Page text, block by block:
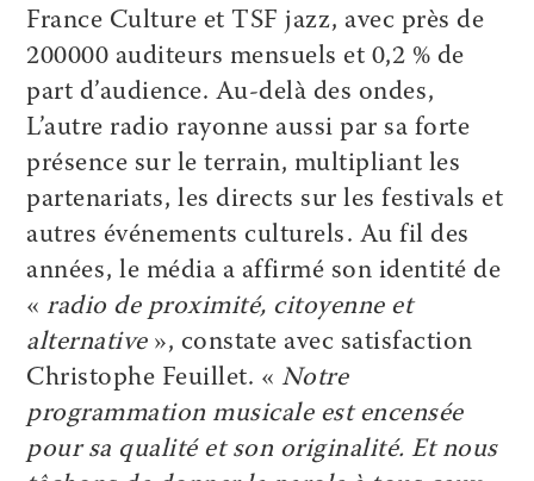
France Culture et TSF jazz, avec près de
200000 auditeurs mensuels et 0,2 % de
part d’audience. Au-delà des ondes,
L’autre radio rayonne aussi par sa forte
présence sur le terrain, multipliant les
partenariats, les directs sur les festivals et
autres événements culturels. Au fil des
années, le média a affirmé son identité de
« radio de proximité, citoyenne et
alternative», constate avec satisfaction
Christophe Feuillet. « Notre
programmation musicale est encensée
pour sa qualité et son originalité. Et nous